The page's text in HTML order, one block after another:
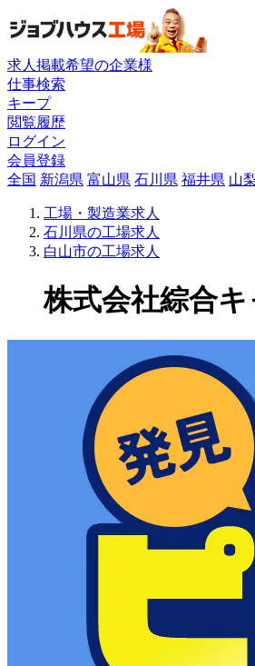
求人掲載希望の企業様
仕事検索
キープ
閲覧履歴
ログイン
会員登録
全国 新潟県 富山県 石川県 福井県 山
工場・製造業求人
石川県の工場求人
白山市の工場求人
株式会社綜合